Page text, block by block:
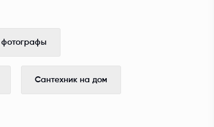
Сантехник на дом